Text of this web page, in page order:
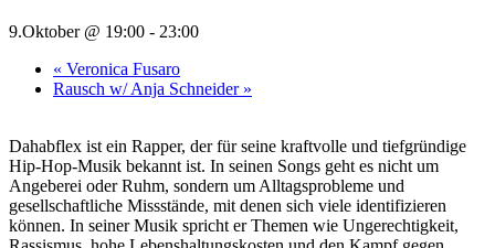
9.Oktober @ 19:00 - 23:00
« Veronica Fusaro
Rausch w/ Anja Schneider »
Dahabflex ist ein Rapper, der für seine kraftvolle und tiefgründige
Hip-Hop-Musik bekannt ist. In seinen Songs geht es nicht um
Angeberei oder Ruhm, sondern um Alltagsprobleme und
gesellschaftliche Missstände, mit denen sich viele identifizieren
können. In seiner Musik spricht er Themen wie Ungerechtigkeit,